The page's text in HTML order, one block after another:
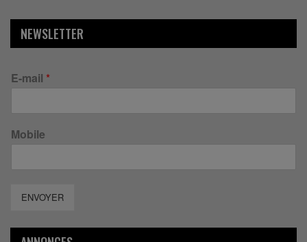
NEWSLETTER
E-mail *
Mobile
ENVOYER